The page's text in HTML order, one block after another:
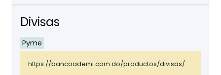
Divisas
Pyme
https://bancoademi.com.do/productos/divisas/